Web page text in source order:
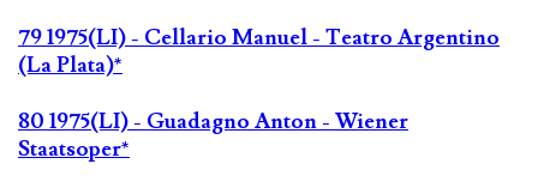
79 1975(LI) - Cellario Manuel - Teatro Argentino
(La Plata)*
80 1975(LI) - Guadagno Anton - Wiener
Staatsoper*